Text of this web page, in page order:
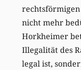
nicht mehr
Horkheimer
Illegalität des
legal ist,